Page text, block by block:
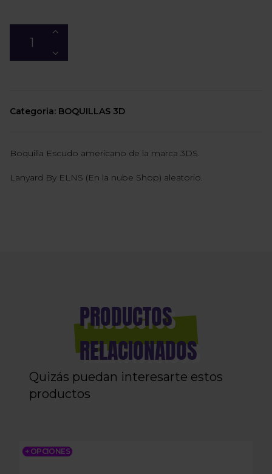
Categoria: BOQUILLAS 3D
Boquilla Escudo americano de la marca 3DS.
Lanyard By ELNS (En la nube Shop) aleatorio.
PRODUCTOS
RELACIONADOS
Quizás puedan interesarte estos
productos
+ OPCIONES
3DS BUNNY